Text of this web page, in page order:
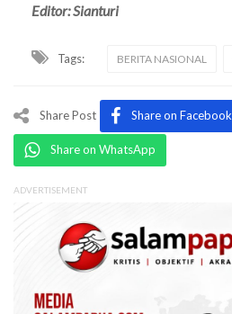
Editor: Sianturi
Tags: BERITA NASIONAL
Share Post Share on Facebook
Share on WhatsApp
ADVERTISEMENT